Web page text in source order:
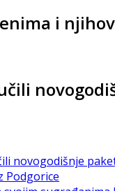
i
novogodišnje
Podgorice